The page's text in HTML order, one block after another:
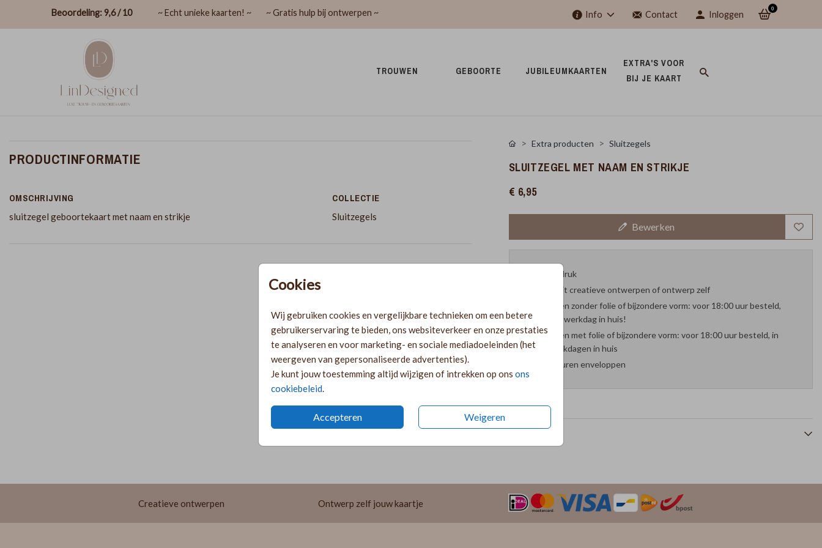
Beoordeling: 9,6 / 10 ~ Echt unieke kaarten! ~ ~ Gratis hulp bij ontwerpen ~ Info Contact Inloggen
0
TROUWEN GEBOORTE JUBILEUMKAARTEN
EXTRA'S VOOR
BIJ JE KAART
Cookies
Wij gebruiken cookies en vergelijkbare technieken om een betere
gebruikerservaring te bieden, ons websiteverkeer en onze prestaties
te analyseren en voor marketing- en sociale mediadoeleinden (het
weergeven van gepersonaliseerde advertenties).
Je kunt jouw toestemming altijd wijzigen of intrekken op ons ons
cookiebeleid
Accepteren Weigeren
PRODUCTINFORMATIE
OMSCHRIJVING
sluitzegel geboortekaart met naam en strikje
COLLECTIE
Sluitzegels
Extra producten Sluitzegels
SLUITZEGEL MET NAAM EN STRIKJE
€ 6,95
Bewerken
Proefdruk
Kies uit creatieve ontwerpen of ontwerp zelf
Kaarten zonder folie of bijzondere vorm: voor 18:00 uur besteld,
volgende werkdag in huis!
Kaarten met folie of bijzondere vorm: voor 18:00 uur besteld, in
twee werkdagen in huis
29 kleuren enveloppen
Creatieve ontwerpen Ontwerp zelf jouw kaartje